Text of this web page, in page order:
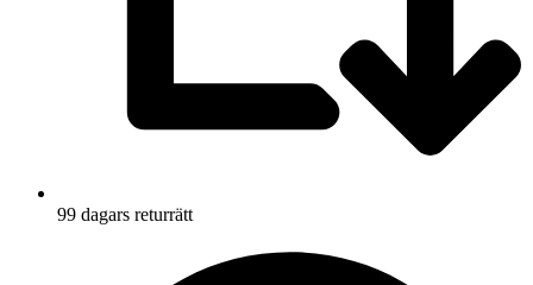
99 dagars returrätt